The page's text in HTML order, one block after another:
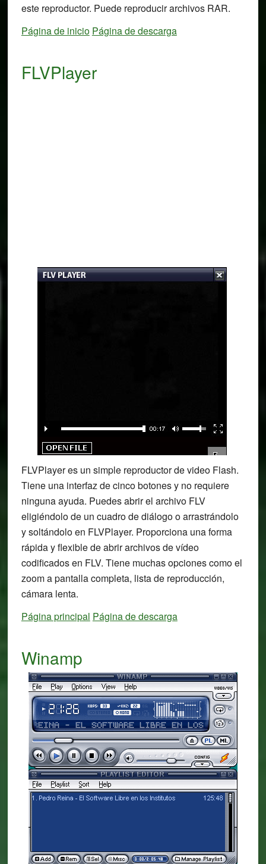
este reproductor. Puede reproducir archivos RAR.
Página de inicio Página de descarga
FLVPlayer
FLVPlayer es un simple reproductor de video Flash.
Tiene una interfaz de cinco botones y no requiere
ninguna ayuda. Puedes abrir el archivo FLV
eligiéndolo de un cuadro de diálogo o arrastrándolo
y soltándolo en FLVPlayer. Proporciona una forma
rápida y flexible de abrir archivos de vídeo
codificados en FLV. Tiene muchas opciones como el
zoom a pantalla completa, lista de reproducción,
cámara lenta.
Página principal Página de descarga
Winamp